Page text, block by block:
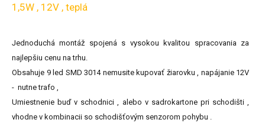
1,5W , 12V , teplá
Jednoduchá montáž spojená s vysokou kvalitou spracovania za
najlepšiu cenu na trhu.
Obsahuje 9 led SMD 3014 nemusite kupovať žiarovku , napájanie 12V
- nutne trafo ,
Umiestnenie buď v schodnici , alebo v sadrokartone pri schodišti ,
vhodne v kombinacii so schodišťovým senzorom pohybu .